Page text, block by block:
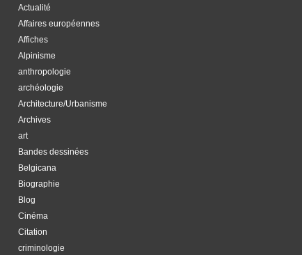
Actualité
Affaires européennes
Affiches
Alpinisme
anthropologie
archéologie
Architecture/Urbanisme
Archives
art
Bandes dessinées
Belgicana
Biographie
Blog
Cinéma
Citation
criminologie